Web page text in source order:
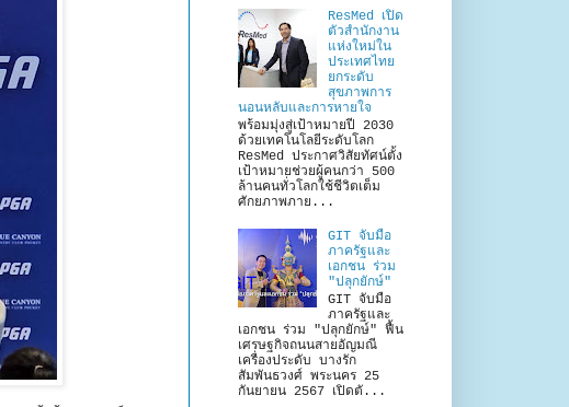
ResMed เปิด
ตัวสำนักงาน
แห่งใหม่ใน
ประเทศไทย
ยกระดับ
สุขภาพการ
นอนหลับและการหายใจ
พร้อมมุ่งสู่เป้าหมายปี 2030
ด้วยเทคโนโลยีระดับโลก
ResMed ประกาศวิสัยทัศน์ตั้ง
เป้าหมายช่วยผู้คนกว่า 500
ล้านคนทั่วโลกใช้ชีวิตเต็ม
ศักยภาพภาย...
GIT จับมือ
ภาครัฐและ
เอกชน ร่วม
"ปลุกยักษ์"
GIT จับมือ
ภาครัฐและ
เอกชน ร่วม "ปลุกยักษ์" ฟื้น
เศรษฐกิจถนนสายอัญมณี
เครื่องประดับ บางรัก
สัมพันธวงศ์ พระนคร 25
กันยายน 2567 เปิดตั...